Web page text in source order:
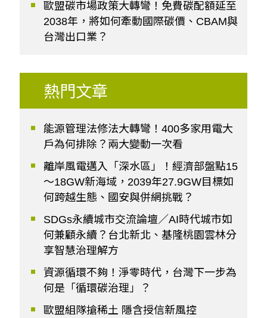
歐盟碳市場政策大轉彎！免費碳配額延至
2038年，將如何牽動國際碳價、CBAM與
台灣出口業？
熱門文章
能源管理法修法大轉彎！400多家用電大
戶為何排除？兩大變動一次看
離岸風電邁入「深水區」！經濟部盤點15
～18GW新海域，2039年27.9GW目標如
何跨越生態、國安與併網挑戰？
SDGs永續城市交流論壇／AI時代城市如
何兼顧永續？台北新北、基隆桃園雲林分
享智慧治理解方
資源循環不夠！淨零時代，台灣下一步為
何是「循環碳治理」？
歐盟組隊搶稀土 隱含授信新風控